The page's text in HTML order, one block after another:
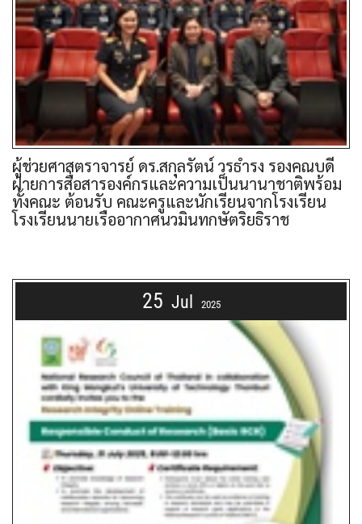
ผู้ช่วยศาสตราจารย์ ดร.สกุลรัตน์ วรธำรง รองคณบดี
ฝ่ายการสื่อสารองค์กรและความเป็นนานาชาติพร้อม
ทั้งคณะ ต้อนรับ คณะครูและนักเรียนจากโรงเรียน
โรงเรียนนายเรืออากาศนวมินทกษัตริยธิราช
25 Jul 2025